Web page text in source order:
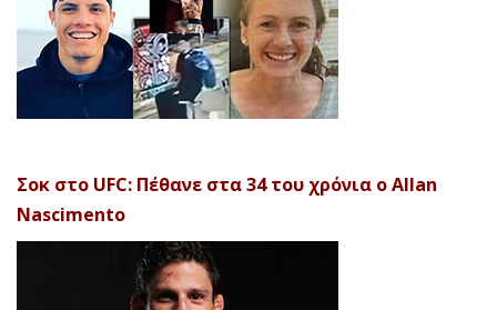
Σοκ στο UFC: Πέθανε στα 34 του χρόνια ο Allan
Nascimento